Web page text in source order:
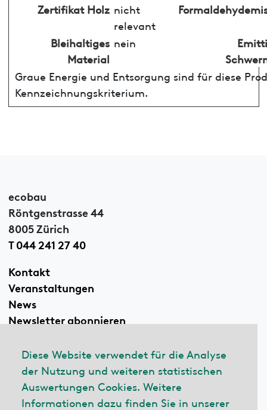
Diese Website verwendet für die Analyse
der Nutzung und weiteren statistischen
Auswertungen Cookies. Weitere
Informationen dazu finden Sie in unserer
Zertifikat Holz nicht
relevant
Bleihaltiges
Material
nein
Graue Energie und Entsorgung sind für diese
Kennzeichnungskriterium.
ecobau
Röntgenstrasse 44
8005 Zürich
T 044 241 27 40
Kontakt
Veranstaltungen
News
Newsletter abonnieren
Linkedin